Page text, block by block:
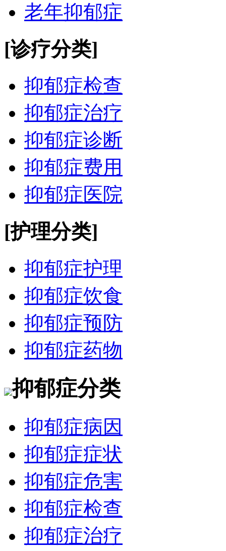
老年抑郁症
[诊疗分类]
抑郁症检查
抑郁症治疗
抑郁症诊断
抑郁症费用
抑郁症医院
[护理分类]
抑郁症护理
抑郁症饮食
抑郁症预防
抑郁症药物
抑郁症分类
抑郁症病因
抑郁症症状
抑郁症危害
抑郁症检查
抑郁症治疗